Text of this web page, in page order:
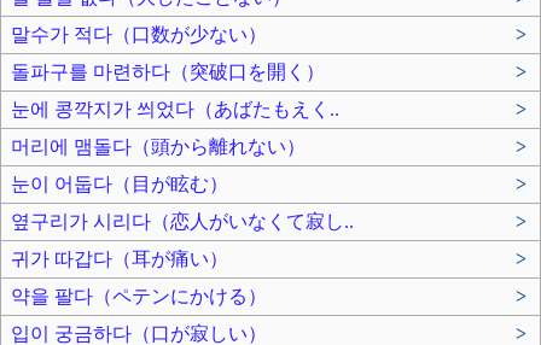
말수가 적다（口数が少ない）
>
돌파구를 마련하다（突破口を開く）
>
눈에 콩깍지가 씌었다（あばたもえく..
>
머리에 맴돌다（頭から離れない）
>
눈이 어둡다（目が眩む）
>
옆구리가 시리다（恋人がいなくて寂し..
>
귀가 따갑다（耳が痛い）
>
약을 팔다（ペテンにかける）
>
입이 궁금하다（口が寂しい）
>